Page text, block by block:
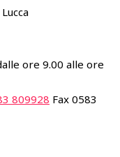
ore 9.00 alle ore
809928 Fax 0583